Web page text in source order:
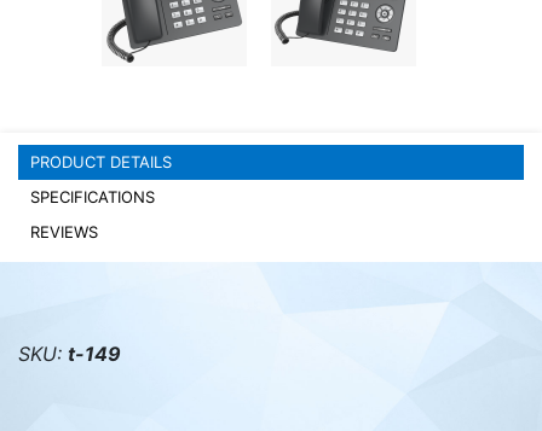
PC components
PRODUCT DETAILS
SPECIFICATIONS
REVIEWS
SKU: t-149